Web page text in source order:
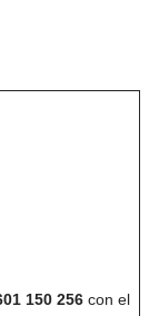
150 256 con el